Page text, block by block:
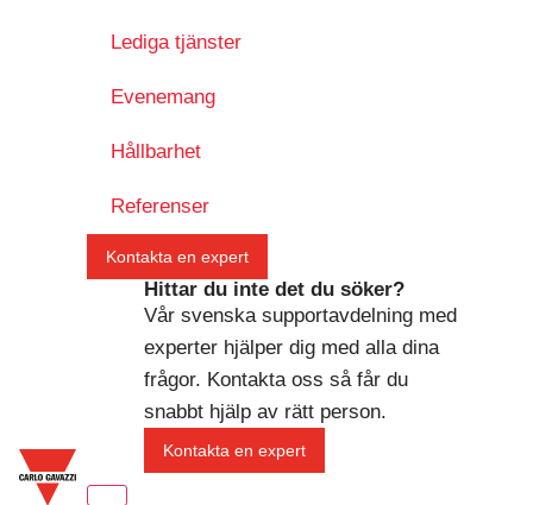
Lediga tjänster
Evenemang
Hållbarhet
Referenser
Kontakta en expert
Hittar du inte det du söker?
Vår svenska supportavdelning med
experter hjälper dig med alla dina
frågor. Kontakta oss så får du
snabbt hjälp av rätt person.
Kontakta en expert